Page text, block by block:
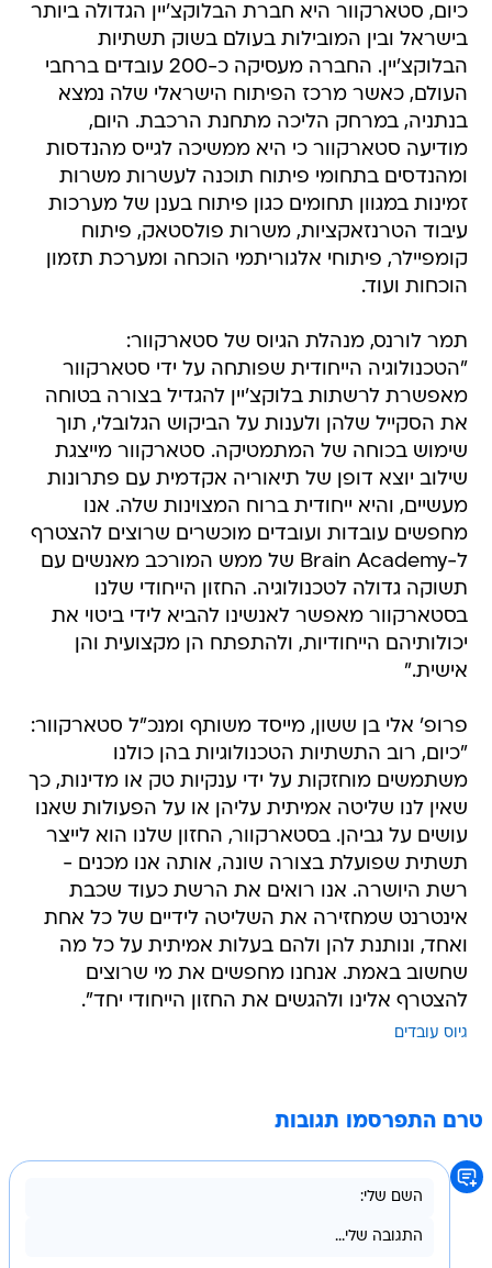
כיום, סטארקוור היא חברת הבלוקצ'יין הגדולה ביותר
בישראל ובין המובילות בעולם בשוק תשתיות
הבלוקצ'יין. החברה מעסיקה כ-200 עובדים ברחבי
העולם, כאשר מרכז הפיתוח הישראלי שלה נמצא
בנתניה, במרחק הליכה מתחנת הרכבת. היום,
מודיעה סטארקוור כי היא ממשיכה לגייס מהנדסות
ומהנדסים בתחומי פיתוח תוכנה לעשרות משרות
זמינות במגוון תחומים כגון פיתוח בענן של מערכות
עיבוד הטרנזאקציות, משרות פולסטאק, פיתוח
קומפיילר, פיתוחי אלגוריתמי הוכחה ומערכת תזמון
הוכחות ועוד.
תמר לורנס, מנהלת הגיוס של סטארקוור:
"הטכנולוגיה הייחודית שפותחה על ידי סטארקוור
מאפשרת לרשתות בלוקצ'יין להגדיל בצורה בטוחה
את הסקייל שלהן ולענות על הביקוש הגלובלי, תוך
שימוש בכוחה של המתמטיקה. סטארקוור מייצגת
שילוב יוצא דופן של תיאוריה אקדמית עם פתרונות
מעשיים, והיא ייחודית ברוח המצוינות שלה. אנו
מחפשים עובדות ועובדים מוכשרים שרוצים להצטרף
ל-Brain Academy של ממש המורכב מאנשים עם
תשוקה גדולה לטכנולוגיה. החזון הייחודי שלנו
בסטארקוור מאפשר לאנשינו להביא לידי ביטוי את
יכולותיהם הייחודיות, ולהתפתח הן מקצועית והן
אישית."
פרופ' אלי בן ששון, מייסד משותף ומנכ"ל סטארקוור:
"כיום, רוב התשתיות הטכנולוגיות בהן כולנו
משתמשים מוחזקות על ידי ענקיות טק או מדינות, כך
שאין לנו שליטה אמיתית עליהן או על הפעולות שאנו
עושים על גביהן. בסטארקוור, החזון שלנו הוא לייצר
תשתית שפועלת בצורה שונה, אותה אנו מכנים -
רשת היושרה. אנו רואים את הרשת כעוד שכבת
אינטרנט שמחזירה את השליטה לידיים של כל אחת
ואחד, ונותנת להן ולהם בעלות אמיתית על כל מה
שחשוב באמת. אנחנו מחפשים את מי שרוצים
להצטרף אלינו ולהגשים את החזון הייחודי יחד".
גיוס עובדים
טרם התפרסמו תגובות